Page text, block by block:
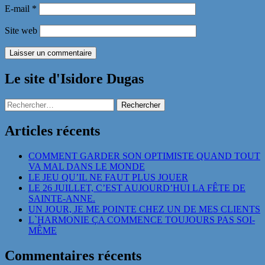
E-mail *
Site web
Le site d'Isidore Dugas
Rechercher :
Articles récents
COMMENT GARDER SON OPTIMISTE QUAND TOUT
VA MAL DANS LE MONDE
LE JEU QU’IL NE FAUT PLUS JOUER
LE 26 JUILLET, C’EST AUJOURD’HUI LA FÊTE DE
SAINTE-ANNE.
UN JOUR, JE ME POINTE CHEZ UN DE MES CLIENTS
L`HARMONIE ÇA COMMENCE TOUJOURS PAS SOI-
MÊME
Commentaires récents